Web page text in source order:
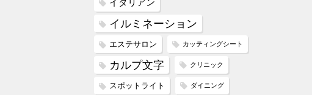
イタリアン
イルミネーション
エステサロン カッティングシート
カルプ文字 クリニック
スポットライト ダイニング